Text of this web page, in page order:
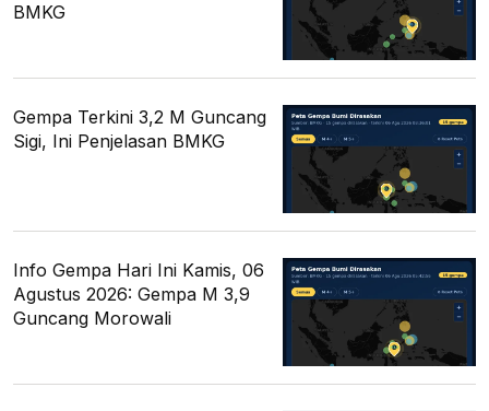
BMKG
Gempa Terkini 3,2 M Guncang
Sigi, Ini Penjelasan BMKG
Info Gempa Hari Ini Kamis, 06
Agustus 2026: Gempa M 3,9
Guncang Morowali